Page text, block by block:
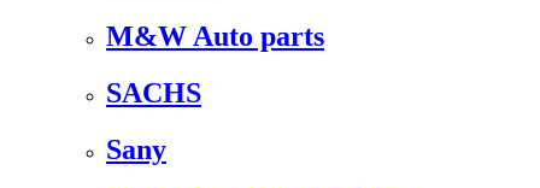
M&W Auto parts
SACHS
Sany